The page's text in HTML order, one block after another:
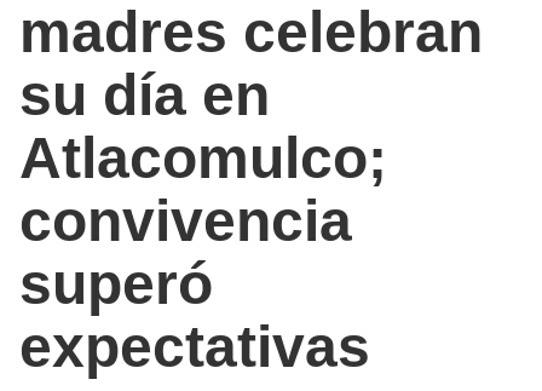
madres celebran
su día en
Atlacomulco;
convivencia
superó
expectativas